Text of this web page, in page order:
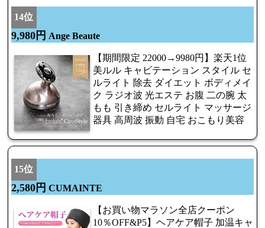
14位
9,980円 Ange Beaute
【期間限定 22000→9980円】楽天1位
美ルル キャビテーション スタイル セ
ルライト 除去 ダイエット ボディメイ
ク ラジオ波 光エステ お腹 二の腕 太
もも 引き締め セルライト マッサージ
器具 高周波 振動 自宅 おこもり美容
15位
2,580円 CUMAINTE
【お買い物マラソン全店クーポン
10％OFF&P5】ヘアケア帽子 加温キャ